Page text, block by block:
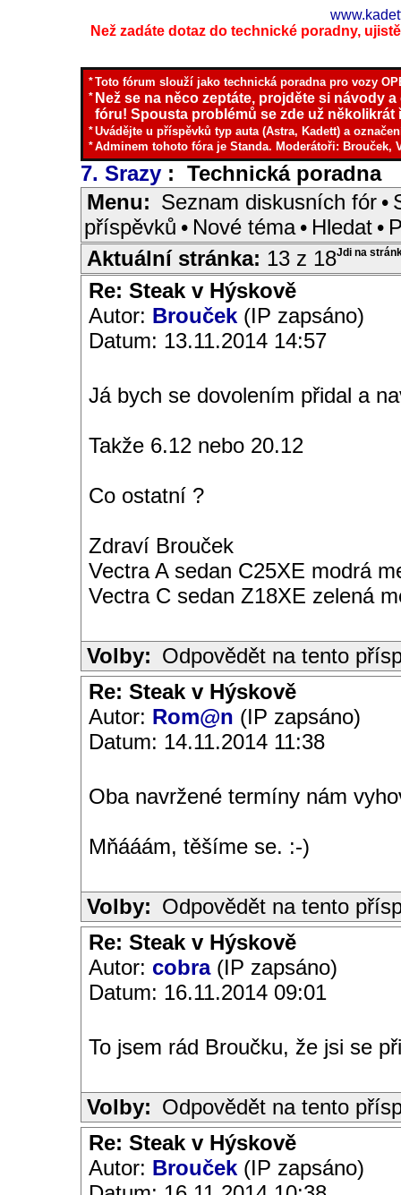
Než zadáte dotaz do technické poradny,
*Toto fórum slouží jako technická poradna pro vozy
* Než se na něco zeptáte, projděte si návody
fóru! Spousta problémů se zde už několikrát
*Uvádějte u příspěvků typ auta (Astra, Kadett) a
*Adminem tohoto fóra je Standa. Moderátoři: Brouček,
7. Srazy : Technická poradna
Menu: Seznam diskusních fór •
příspěvků • Nové téma • Hledat •
Jdi na
Aktuální stránka: 13 z 18
Re: Steak v Hýskově
Autor: Brouček (IP zapsáno)
Datum: 13.11.2014 14:57
Já bych se dovolením přidal a
Takže 6.12 nebo 20.12
Co ostatní ?
Zdraví Brouček
Vectra A sedan C25XE modrá
Vectra C sedan Z18XE zelená
Volby: Odpovědět na tento
Re: Steak v Hýskově
Autor: Rom@n (IP zapsáno)
Datum: 14.11.2014 11:38
Oba navržené termíny nám
Mňááám, těšíme se. :-)
Volby: Odpovědět na tento
Re: Steak v Hýskově
Autor: cobra(IP zapsáno)
Datum: 16.11.2014 09:01
To jsem rád Broučku, že jsi se
Volby: Odpovědět na tento
Re: Steak v Hýskově
Autor: Brouček (IP zapsáno)